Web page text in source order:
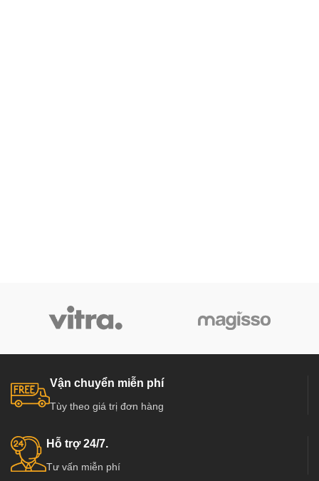
Vận chuyển miễn phí
Tùy theo giá trị đơn hàng
Hỗ trợ 24/7.
Tư vấn miễn phí